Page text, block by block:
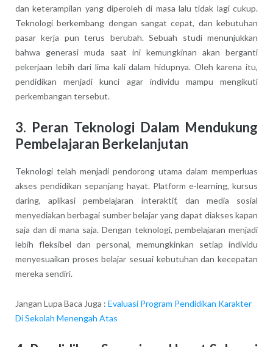
dan keterampilan yang diperoleh di masa lalu tidak lagi cukup.
Teknologi berkembang dengan sangat cepat, dan kebutuhan
pasar kerja pun terus berubah. Sebuah studi menunjukkan
bahwa generasi muda saat ini kemungkinan akan berganti
pekerjaan lebih dari lima kali dalam hidupnya. Oleh karena itu,
pendidikan menjadi kunci agar individu mampu mengikuti
perkembangan tersebut.
3. Peran Teknologi Dalam Mendukung
Pembelajaran Berkelanjutan
Teknologi telah menjadi pendorong utama dalam memperluas
akses pendidikan sepanjang hayat. Platform e-learning, kursus
daring, aplikasi pembelajaran interaktif, dan media sosial
menyediakan berbagai sumber belajar yang dapat diakses kapan
saja dan di mana saja. Dengan teknologi, pembelajaran menjadi
lebih fleksibel dan personal, memungkinkan setiap individu
menyesuaikan proses belajar sesuai kebutuhan dan kecepatan
mereka sendiri.
Jangan Lupa Baca Juga : Evaluasi Program Pendidikan Karakter
Di Sekolah Menengah Atas